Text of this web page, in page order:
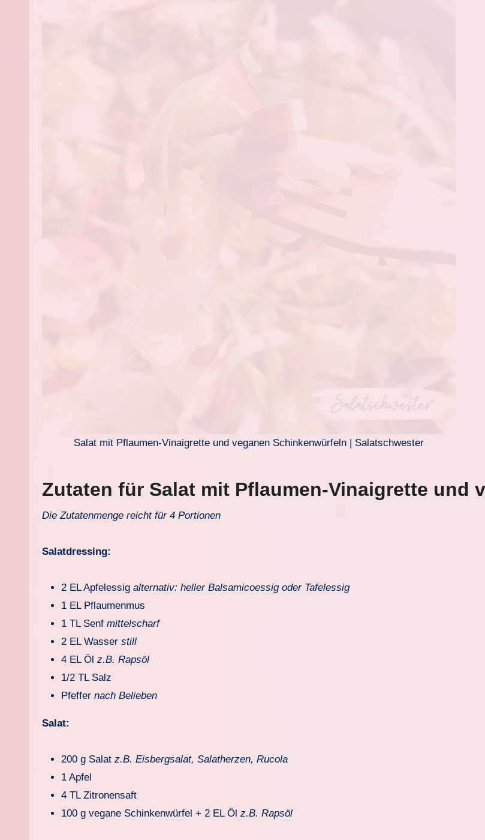
Salat mit Pflaumen-Vinaigrette und veganen Schinkenwürfeln | Salatschwester
Zutaten für Salat mit Pflaumen-Vinaigrette und
Die Zutatenmenge reicht für 4 Portionen
Salatdressing:
2 EL Apfelessig alternativ: heller Balsamicoessig oder Tafelessig
1 EL Pflaumenmus
1 TL Senf mittelscharf
2 EL Wasser still
4 EL Öl z.B. Rapsöl
1/2 TL Salz
Pfeffer nach Belieben
Salat:
200 g Salat z.B. Eisbergsalat, Salatherzen, Rucola
1 Apfel
4 TL Zitronensaft
100 g vegane Schinkenwürfel + 2 EL Öl z.B. Rapsöl